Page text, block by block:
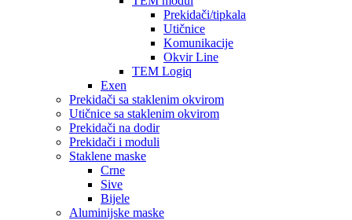
Prekidači/tipkala
Utičnice
Komunikacije
Okvir Line
TEM Logiq
Exen
Prekidači sa staklenim okvirom
Utičnice sa staklenim okvirom
Prekidači na dodir
Prekidači i moduli
Staklene maske
Crne
Sive
Bijele
Aluminijske maske